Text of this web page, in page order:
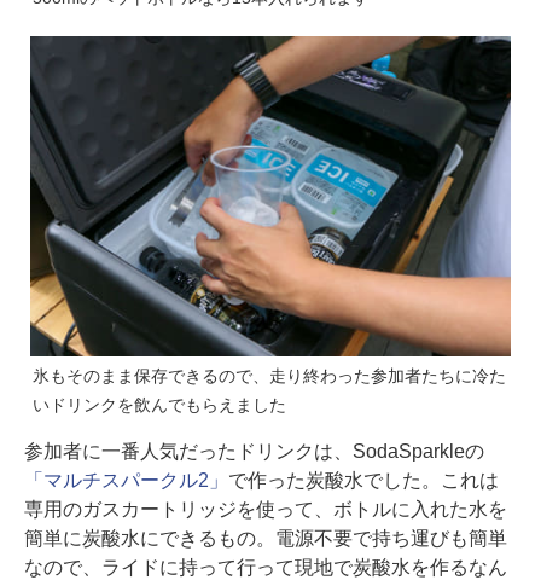
氷もそのまま保存できるので、走り終わった参加者たちに冷た
いドリンクを飲んでもらえました
参加者に一番人気だったドリンクは、SodaSparkleの
「マルチスパークル2」 で作った炭酸水でした。これは
専用のガスカートリッジを使って、ボトルに入れた水を
簡単に炭酸水にできるもの。電源不要で持ち運びも簡単
なので、ライドに持って行って現地で炭酸水を作るなん